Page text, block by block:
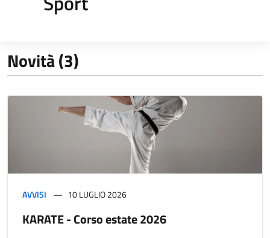
Novità (3)
AVVISI 10 LUGLIO 2026
KARATE - Corso estate 2026